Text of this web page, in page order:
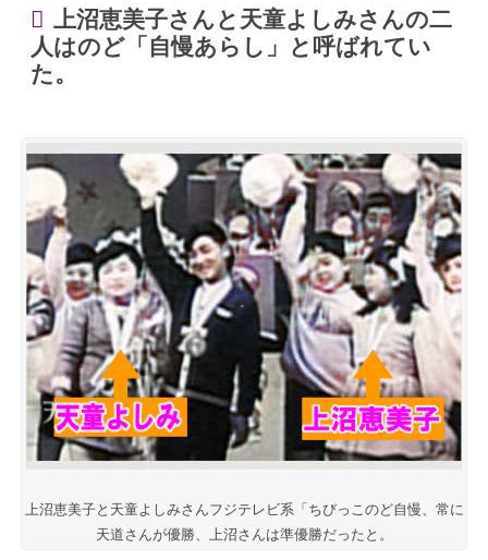
上沼恵美子さんと天童よしみさんの二
人はのど「自慢あらし」と呼ばれてい
た。
上沼恵美子と天童よしみさんフジテレビ系「ちびっこのど自慢、常に
天道さんが優勝、上沼さんは準優勝だったと。